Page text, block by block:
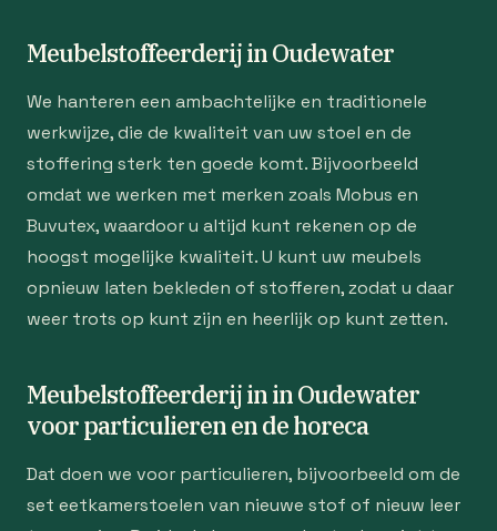
Meubelstoffeerderij in Oudewater
We hanteren een ambachtelijke en traditionele
werkwijze, die de kwaliteit van uw stoel en de
stoffering sterk ten goede komt. Bijvoorbeeld
omdat we werken met merken zoals Mobus en
Buvutex, waardoor u altijd kunt rekenen op de
hoogst mogelijke kwaliteit. U kunt uw meubels
opnieuw laten bekleden of stofferen, zodat u daar
weer trots op kunt zijn en heerlijk op kunt zetten.
Meubelstoffeerderij in in Oudewater
voor particulieren en de horeca
Dat doen we voor particulieren, bijvoorbeeld om de
set eetkamerstoelen van nieuwe stof of nieuw leer